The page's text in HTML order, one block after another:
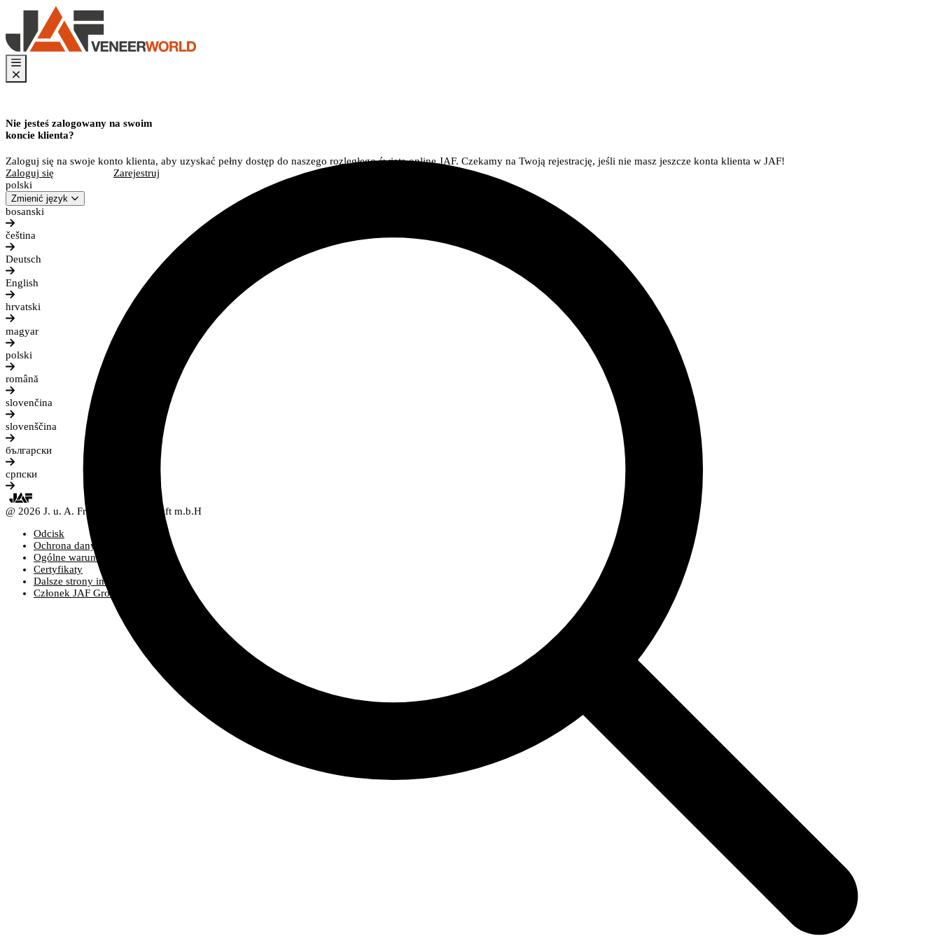
Nie jesteś zalogowany na swoim
koncie klienta?
Zaloguj się na swoje konto klienta, aby uzyskać pełny dostęp do naszego rozległego świata online JAF. Czekamy na Twoją rejestrację, jeśli nie masz jeszcze konta klienta w JAF!
Zaloguj się
Zarejestruj
polski
Zmienić język
bosanski
čeština
Deutsch
English
hrvatski
magyar
polski
română
slovenčina
slovenščina
български
српски
@ 2026 J. u. A. Frischeis Gesellschaft m.b.H
Odcisk
Ochrona danych
Ogólne warunki i zasady
Certyfikaty
Dalsze strony internetowe
Członek JAF Group